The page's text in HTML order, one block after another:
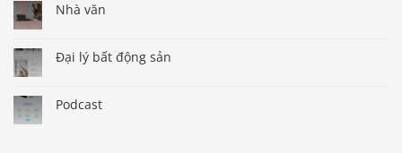
Nhà văn
Đại lý bất động sản
Podcast